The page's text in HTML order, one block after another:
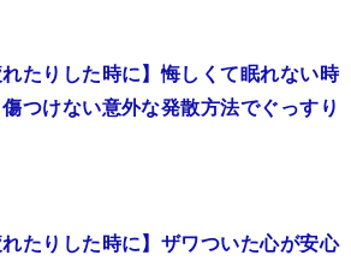
れたりした時に】悔しくて眠れない時
つけない意外な発散方法でぐっすり
れたりした時に】ザワついた心が安心